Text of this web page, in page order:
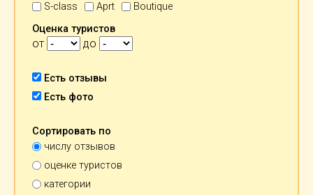
S-class
Aprt
Boutique
Оценка туристов
от до
Есть отзывы
Есть фото
Сортировать по
числу отзывов
оценке туристов
категории